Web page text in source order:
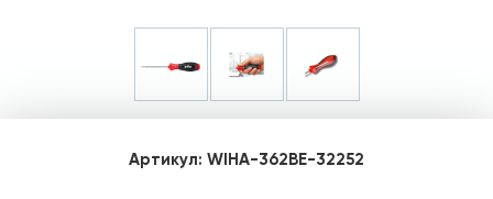
Артикул: WIHA-362BE-32252